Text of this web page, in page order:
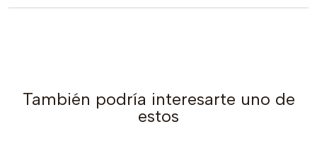
También podría interesarte uno de
estos